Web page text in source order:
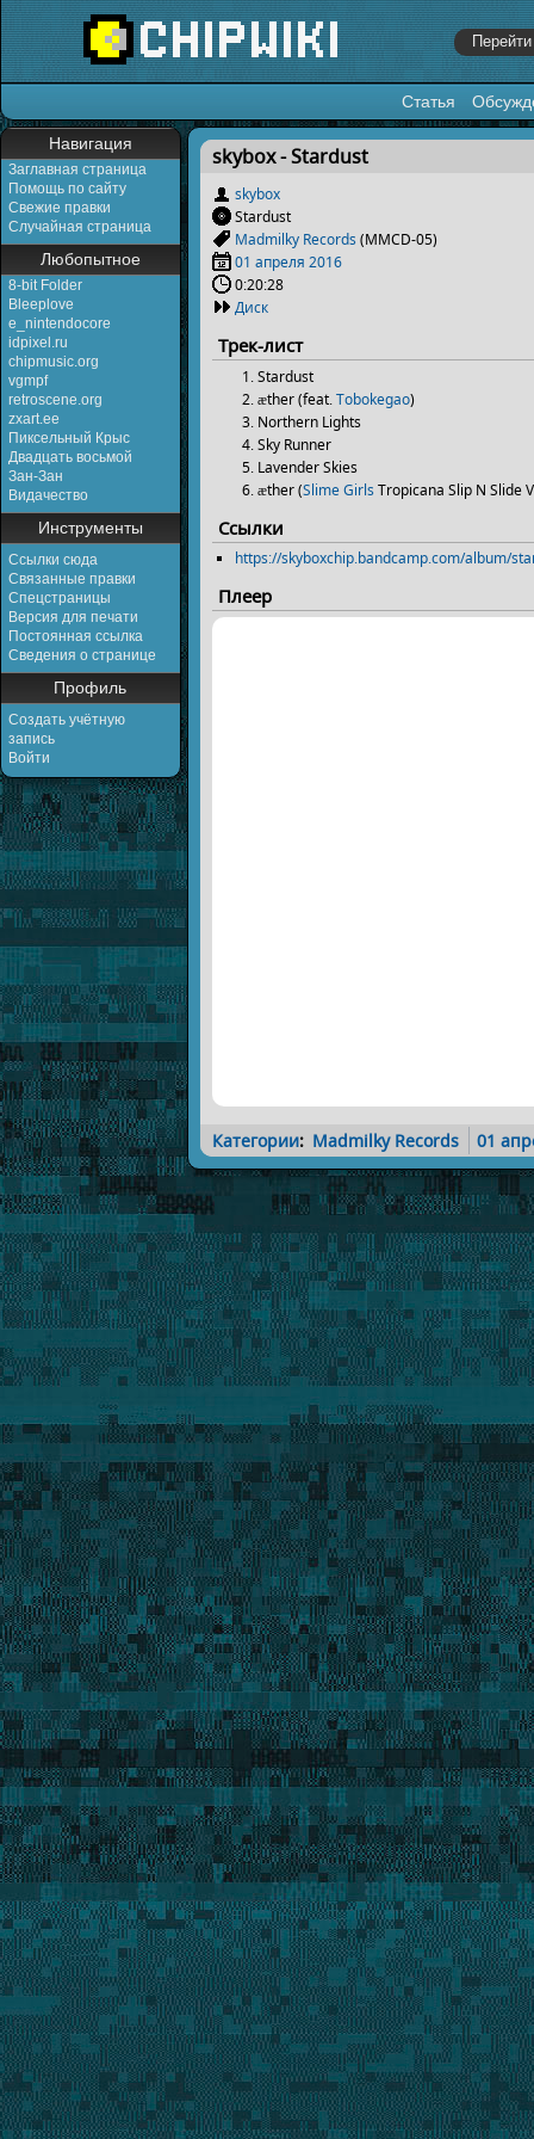
Статья
Навигация
Заглавная страница
Помощь по сайту
Свежие правки
Случайная страница
Любопытное
8-bit Folder
Bleeplove
e_nintendocore
idpixel.ru
chipmusic.org
vgmpf
retroscene.org
zxart.ee
Пиксельный Крыс
Двадцать восьмой
Зан-Зан
Видачество
Инструменты
Ссылки сюда
Связанные правки
Спецстраницы
Версия для печати
Постоянная ссылка
Сведения о странице
Профиль
Создать учётную
запись
Войти
Перейти к:навигация,поиск
skybox - Stardust
skybox
Stardust
Madmilky Records(MMCD-05)
01 апреля 2016
0:20:28
Диск
Трек-лист
Stardust
æther (feat.Tobokegao)
Northern Lights
Sky Runner
Lavender Skies
æther (Slime GirlsTropicana Slip N Slide
Ссылки
https://skyboxchip.bandcamp.com/album/
Плеер
Категории: Madmilky Records 01